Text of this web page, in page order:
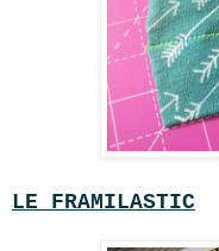
LE FRAMILASTIC